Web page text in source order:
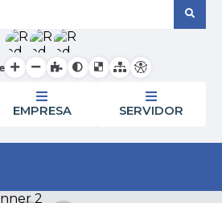
EMPRESA SERVIDOR